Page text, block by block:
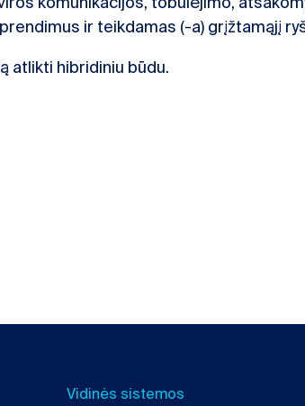
ir teikdamas (-a) grįžtamąjį
atlikti hibridiniu būdu.
Vidinės sistemos